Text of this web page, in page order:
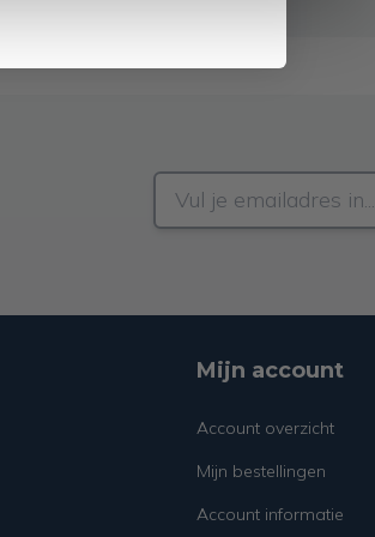
Mijn account
Account overzicht
Mijn bestellingen
Account informatie